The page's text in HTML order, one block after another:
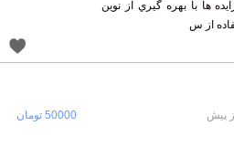
از س
50000 تومان